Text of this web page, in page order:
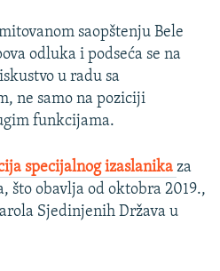
saopštenju Bele
odluka i podseća se na
u radu sa
ne samo na poziciji
funkcijama.
specijalnog izaslanika za
što obavlja od oktobra 2019.,
Sjedinjenih Država u